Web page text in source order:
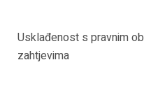
Usklađenost s pravnim
zahtjevima